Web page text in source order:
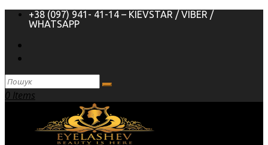
+38 (097) 941- 41-14 – KIEVSTAR / VIBER /
WHATSAPP
0 Items